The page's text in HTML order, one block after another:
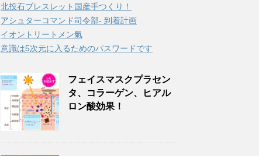
北投石ブレスレット国産手つくり！
アシュターコマンド司令部- 到着計画
イオントリートメン氣
意識は5次元に入るためのパスワードです
フェイスマスクプラセン
タ、コラーゲン、ヒアル
ロン酸効果！